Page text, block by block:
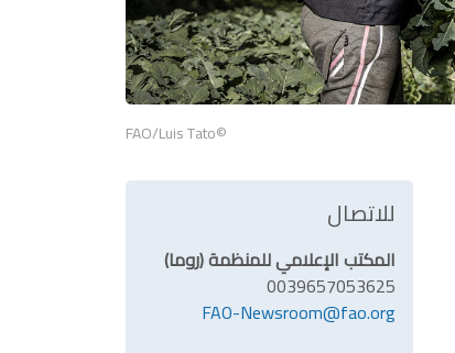
©FAO/Luis Tato
للاتصال
المكتب الإعلامي للمنظمة (روما)
0039657053625
FAO-Newsroom@fao.org